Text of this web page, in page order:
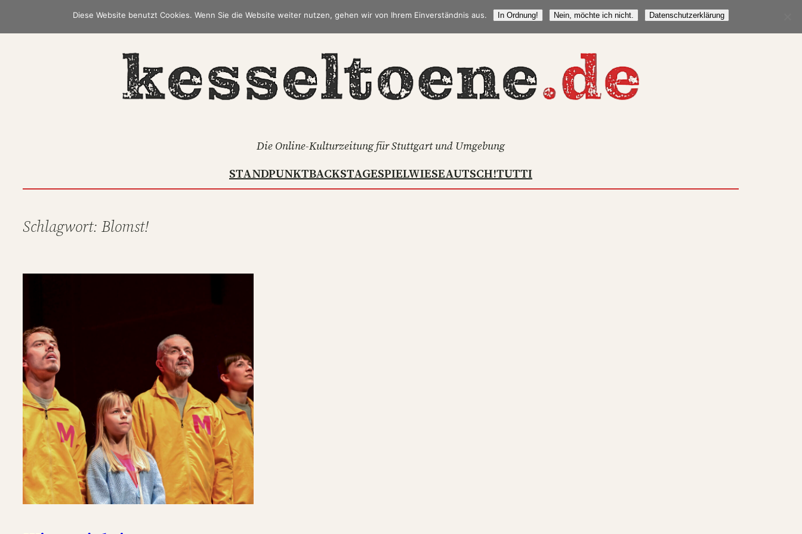
Inhalt
Die Online-Kulturzeitung für Stuttgart und Umgebung
STANDPUNKTBACKSTAGESPIELWIESEAUTSCH!TUTTI
Schlagwort: Blomst!
Diese Website benutzt Cookies. Wenn Sie die Website weiter nutzen, gehen wir von Ihrem Einverständnis aus. In Ordnung! Nein, möchte ich nicht. Datenschutzerklärung